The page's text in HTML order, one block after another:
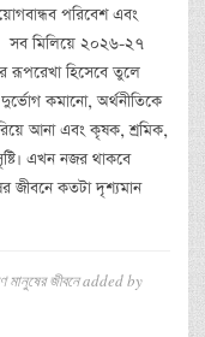
পরিবেশ এবং
সব মিলিয়ে ২০২৬-২৭
রূপরেখা হিসেবে তুলে
কমানো, অর্থনীতিকে
আনা এবং কৃষক, শ্রমিক,
এখন নজর থাকবে
জীবনে কতটা দৃশ্যমান
মানুষের জীবনেadded by